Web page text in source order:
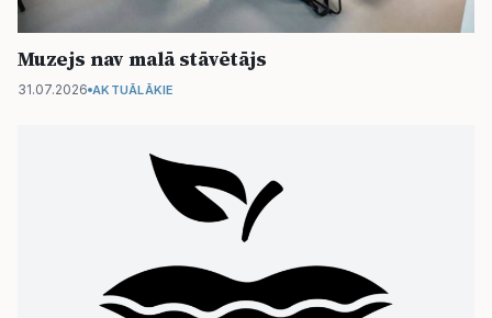
Muzejs nav malā stāvētājs
31.07.2026 AKTUĀLĀKIE